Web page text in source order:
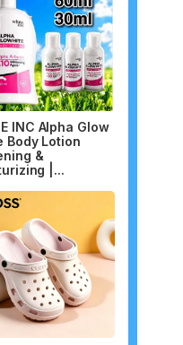
INC Alpha Glow
Body Lotion
&
|...